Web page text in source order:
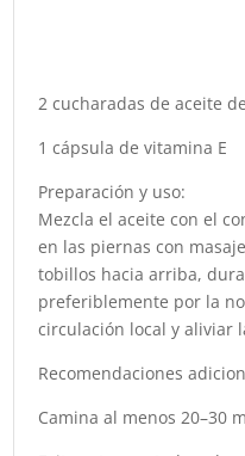
2 cucharadas de aceite
1 cápsula de vitamina E
Preparación y uso:
Mezcla el aceite con el
en las piernas con
tobillos hacia arriba,
preferiblemente por la
circulación local y aliviar
Recomendaciones
Camina al menos 20–30